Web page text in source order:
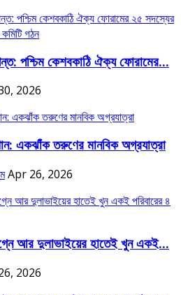
পশ্চিম কেশবকাঠি ঐক্য ফোরামের...
2026
একঝাঁক তরুণের মানবিক অগ্রযাত্রা
Apr 26, 2026
আর দুলাভাইয়ের হাতেই খুন একই...
2026